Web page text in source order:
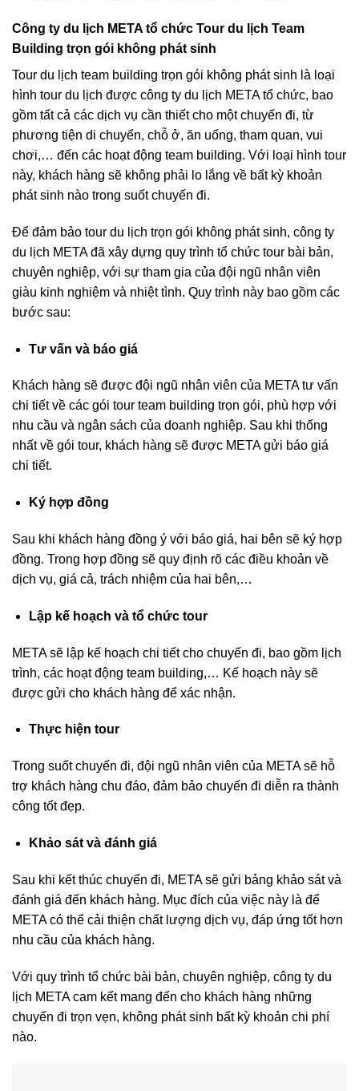
Công ty du lịch META tổ chức Tour du lịch Team
Building trọn gói không phát sinh
Tour du lịch team building trọn gói không phát sinh là loại
hình tour du lịch được công ty du lịch META tổ chức, bao
gồm tất cả các dịch vụ cần thiết cho một chuyến đi, từ
phương tiện di chuyển, chỗ ở, ăn uống, tham quan, vui
chơi,… đến các hoạt động team building. Với loại hình tour
này, khách hàng sẽ không phải lo lắng về bất kỳ khoản
phát sinh nào trong suốt chuyến đi.
Để đảm bảo tour du lịch trọn gói không phát sinh, công ty
du lịch META đã xây dựng quy trình tổ chức tour bài bản,
chuyên nghiệp, với sự tham gia của đội ngũ nhân viên
giàu kinh nghiệm và nhiệt tình. Quy trình này bao gồm các
bước sau:
Tư vấn và báo giá
Khách hàng sẽ được đội ngũ nhân viên của META tư vấn
chi tiết về các gói tour team building trọn gói, phù hợp với
nhu cầu và ngân sách của doanh nghiệp. Sau khi thống
nhất về gói tour, khách hàng sẽ được META gửi báo giá
chi tiết.
Ký hợp đồng
Sau khi khách hàng đồng ý với báo giá, hai bên sẽ ký hợp
đồng. Trong hợp đồng sẽ quy định rõ các điều khoản về
dịch vụ, giá cả, trách nhiệm của hai bên,…
Lập kế hoạch và tổ chức tour
META sẽ lập kế hoạch chi tiết cho chuyến đi, bao gồm lịch
trình, các hoạt động team building,… Kế hoạch này sẽ
được gửi cho khách hàng để xác nhận.
Thực hiện tour
Trong suốt chuyến đi, đội ngũ nhân viên của META sẽ hỗ
trợ khách hàng chu đáo, đảm bảo chuyến đi diễn ra thành
công tốt đẹp.
Khảo sát và đánh giá
Sau khi kết thúc chuyến đi, META sẽ gửi bảng khảo sát và
đánh giá đến khách hàng. Mục đích của việc này là để
META có thể cải thiện chất lượng dịch vụ, đáp ứng tốt hơn
nhu cầu của khách hàng.
Với quy trình tổ chức bài bản, chuyên nghiệp, công ty du
lịch META cam kết mang đến cho khách hàng những
chuyến đi trọn vẹn, không phát sinh bất kỳ khoản chi phí
nào.